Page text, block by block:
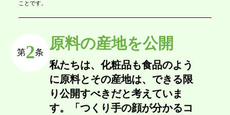
ことです。
第2条
原料の産地を公開
私たちは、化粧品も食品のよう
に原料とその産地は、できる限
り公開すべきだと考えていま
す。「つくり手の顔が分かるコ